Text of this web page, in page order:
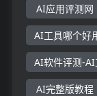
AI应用评测网
AI工具哪个好
AI软件评测-
AI完整版教程